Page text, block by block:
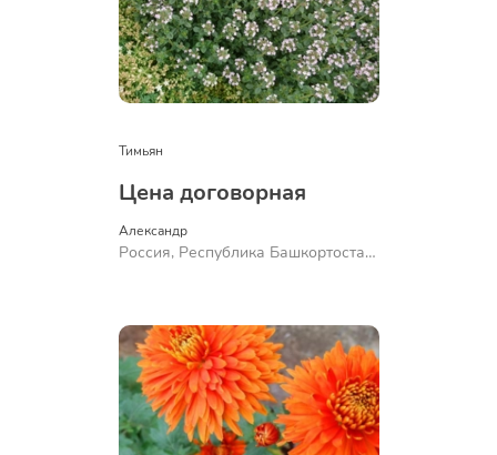
Тимьян
Цена договорная
Александр
Россия, Республика Башкортостан,